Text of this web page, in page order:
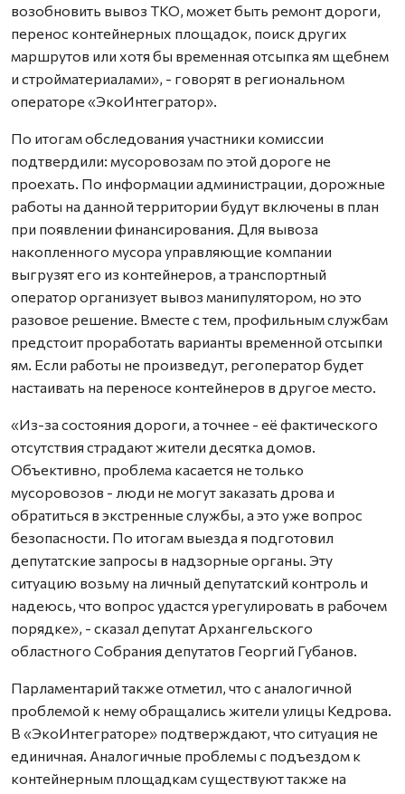
возобновить вывоз ТКО, может быть ремонт дороги,
перенос контейнерных площадок, поиск других
маршрутов или хотя бы временная отсыпка ям щебнем
и стройматериалами», - говорят в региональном
операторе «ЭкоИнтегратор».
По итогам обследования участники комиссии
подтвердили: мусоровозам по этой дороге не
проехать. По информации администрации, дорожные
работы на данной территории будут включены в план
при появлении финансирования. Для вывоза
накопленного мусора управляющие компании
выгрузят его из контейнеров, а транспортный
оператор организует вывоз манипулятором, но это
разовое решение. Вместе с тем, профильным службам
предстоит проработать варианты временной отсыпки
ям. Если работы не произведут, регоператор будет
настаивать на переносе контейнеров в другое место.
«Из-за состояния дороги, а точнее - её фактического
отсутствия страдают жители десятка домов.
Объективно, проблема касается не только
мусоровозов - люди не могут заказать дрова и
обратиться в экстренные службы, а это уже вопрос
безопасности. По итогам выезда я подготовил
депутатские запросы в надзорные органы. Эту
ситуацию возьму на личный депутатский контроль и
надеюсь, что вопрос удастся урегулировать в рабочем
порядке», - сказал депутат Архангельского
областного Собрания депутатов Георгий Губанов.
Парламентарий также отметил, что с аналогичной
проблемой к нему обращались жители улицы Кедрова.
В «ЭкоИнтеграторе» подтверждают, что ситуация не
единичная. Аналогичные проблемы с подъездом к
контейнерным площадкам существуют также на